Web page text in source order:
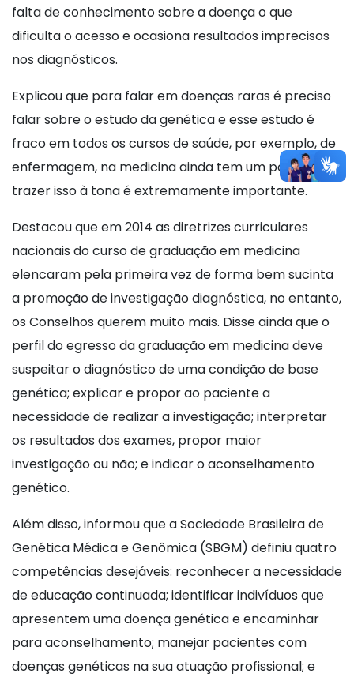
falta de conhecimento sobre a doença o que
dificulta o acesso e ocasiona resultados imprecisos
nos diagnósticos.
Explicou que para falar em doenças raras é preciso
falar sobre o estudo da genética e esse estudo é
fraco em todos os cursos de saúde, por exemplo, de
enfermagem, na medicina ainda tem um pouco, e
trazer isso à tona é extremamente importante.
Destacou que em 2014 as diretrizes curriculares
nacionais do curso de graduação em medicina
elencaram pela primeira vez de forma bem sucinta
a promoção de investigação diagnóstica, no entanto,
os Conselhos querem muito mais. Disse ainda que o
perfil do egresso da graduação em medicina deve
suspeitar o diagnóstico de uma condição de base
genética; explicar e propor ao paciente a
necessidade de realizar a investigação; interpretar
os resultados dos exames, propor maior
investigação ou não; e indicar o aconselhamento
genético.
Além disso, informou que a Sociedade Brasileira de
Genética Médica e Genômica (SBGM) definiu quatro
competências desejáveis: reconhecer a necessidade
de educação continuada; identificar indivíduos que
apresentem uma doença genética e encaminhar
para aconselhamento; manejar pacientes com
doenças genéticas na sua atuação profissional; e